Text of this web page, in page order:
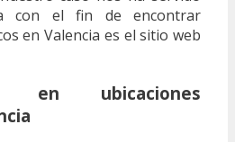
con el fin de encontrar
en Valencia es el sitio web
en ubicaciones